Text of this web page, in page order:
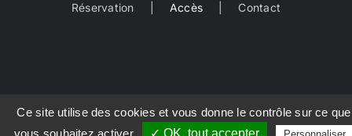
Réservation
Accès Contact
Droits d’auteur 2012 - 2022 | www.formation-solidaris.be |
Ce site utilise des cookies et vous donne le contrôle sur ce que
vous souhaitez activer
✓ OK, tout accepter